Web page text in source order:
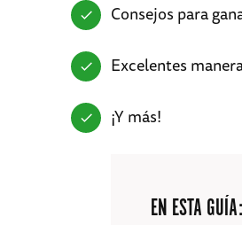
Consejos para
Excelentes
¡Y más!
EN ESTA GUÍA: